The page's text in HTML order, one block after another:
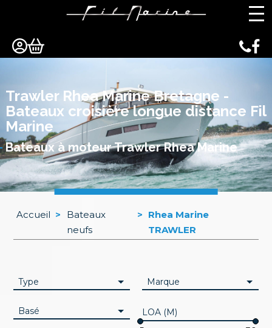
Trawler Rhea Marine Bretagne -
Bateaux croisière longue distance Fil
Marine
Bateaux à moteur Trawler Rhea Marine
Accueil >
Bateaux
neufs
> Rhea Marine
TRAWLER
Type Marque
Basé LOA (M)
Panneau de gestion des cookies